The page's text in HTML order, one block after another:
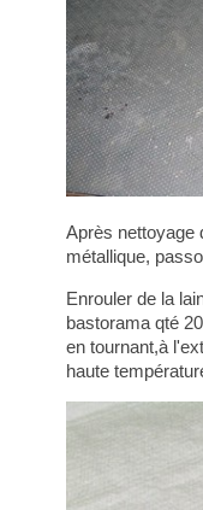
Après nettoyage
métallique,
Enrouler de la
bastorama qté
en tournant,à
haute